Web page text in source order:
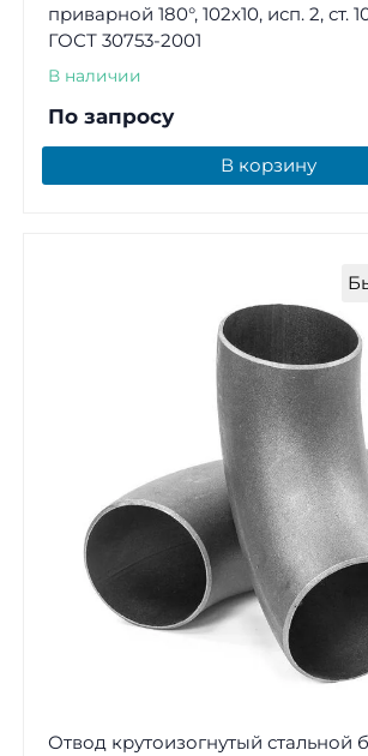
приварной 180°, 102х10, исп. 2, ст.
ГОСТ 30753-2001
В наличии
По запросу
В корзину
Отвод крутоизогнутый стальной